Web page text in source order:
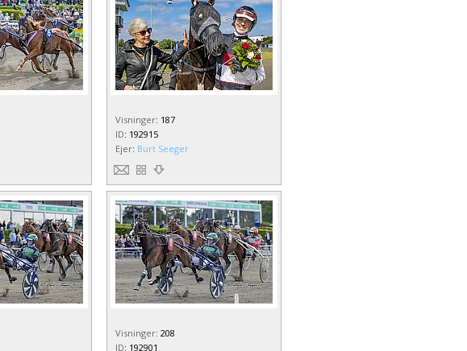
Visninger: 187
ID: 192915
Ejer: Burt Seeger
Visninger: 208
ID: 192901